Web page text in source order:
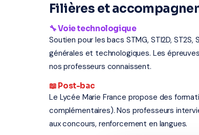
Filières et
🔧 Voie technologique
Soutien pour les bacs STMG, STI2D,
générales et technologiques. Les
nos professeurs connaissent.
📖 Post-bac
Le Lycée Marie France propose des
complémentaires). Nos professeurs
aux concours, renforcement en langues.